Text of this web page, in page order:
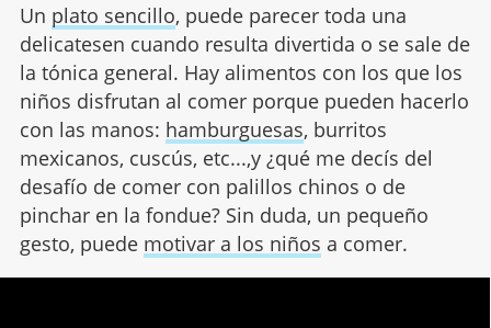
Un plato sencillo, puede parecer toda una
delicatesen cuando resulta divertida o se sale de
la tónica general. Hay alimentos con los que los
niños disfrutan al comer porque pueden hacerlo
con las manos: hamburguesas, burritos
mexicanos, cuscús, etc...,y ¿qué me decís del
desafío de comer con palillos chinos o de
pinchar en la fondue? Sin duda, un pequeño
gesto, puede motivar a los niños a comer.